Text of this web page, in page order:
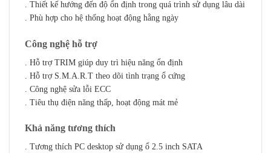
. Thiết kế hướng đến độ ổn định trong quá trình sử dụng lâu dài
. Phù hợp cho hệ thống hoạt động hằng ngày
Công nghệ hỗ trợ
. Hỗ trợ TRIM giúp duy trì hiệu năng ổn định
. Hỗ trợ S.M.A.R.T theo dõi tình trạng ổ cứng
. Công nghệ sửa lỗi ECC
. Tiêu thụ điện năng thấp, hoạt động mát mẻ
Khả năng tương thích
. Tương thích PC desktop sử dụng ổ 2.5 inch SATA